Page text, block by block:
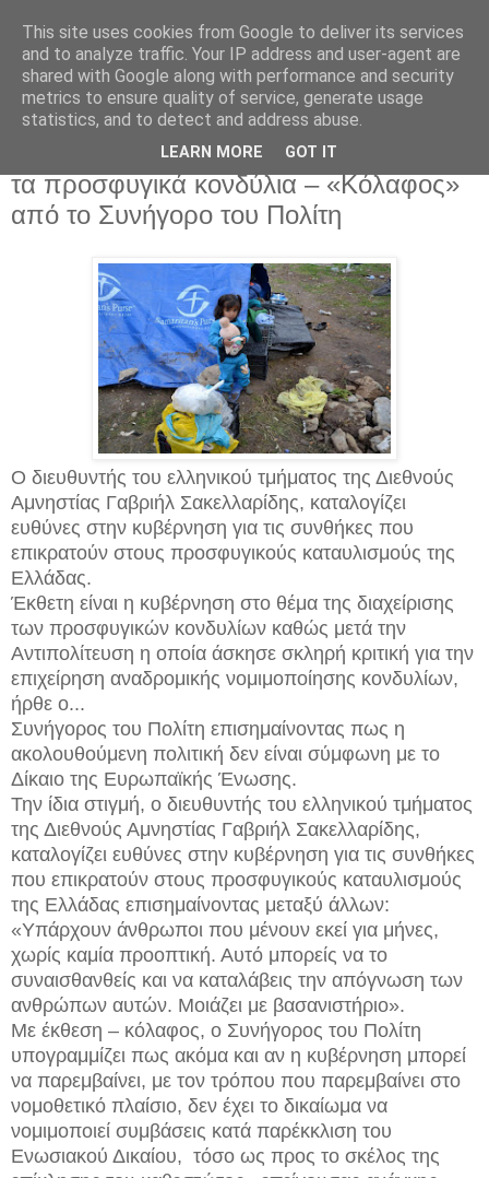
Τρίτη 25 Δεκεμβρίου 2018
Έκθετη η κυβέρνηση από το πάρτι με
τα προσφυγικά κονδύλια – «Κόλαφος»
από το Συνήγορο του Πολίτη
Ο διευθυντής του ελληνικού τμήματος της Διεθνούς
Αμνηστίας Γαβριήλ Σακελλαρίδης, καταλογίζει
ευθύνες στην κυβέρνηση για τις συνθήκες που
επικρατούν στους προσφυγικούς καταυλισμούς της
Ελλάδας.
Έκθετη είναι η κυβέρνηση στο θέμα της διαχείρισης
των προσφυγικών κονδυλίων καθώς μετά την
Αντιπολίτευση η οποία άσκησε σκληρή κριτική για την
επιχείρηση αναδρομικής νομιμοποίησης κονδυλίων,
ήρθε ο...
Συνήγορος του Πολίτη επισημαίνοντας πως η
ακολουθούμενη πολιτική δεν είναι σύμφωνη με το
Δίκαιο της Ευρωπαϊκής Ένωσης.
Την ίδια στιγμή, ο διευθυντής του ελληνικού τμήματος
της Διεθνούς Αμνηστίας Γαβριήλ Σακελλαρίδης,
καταλογίζει ευθύνες στην κυβέρνηση για τις συνθήκες
που επικρατούν στους προσφυγικούς καταυλισμούς
της Ελλάδας επισημαίνοντας μεταξύ άλλων:
«Υπάρχουν άνθρωποι που μένουν εκεί για μήνες,
χωρίς καμία προοπτική. Αυτό μπορείς να το
συναισθανθείς και να καταλάβεις την απόγνωση των
ανθρώπων αυτών. Μοιάζει με βασανιστήριο».
Με έκθεση – κόλαφος, ο Συνήγορος του Πολίτη
υπογραμμίζει πως ακόμα και αν η κυβέρνηση μπορεί
να παρεμβαίνει, με τον τρόπου που παρεμβαίνει στο
νομοθετικό πλαίσιο, δεν έχει το δικαίωμα να
νομιμοποιεί συμβάσεις κατά παρέκκλιση του
Ενωσιακού Δικαίου, τόσο ως προς το σκέλος της
This site uses cookies from Google to deliver its services
and to analyze traffic. Your IP address and user-agent are
shared with Google along with performance and security
metrics to ensure quality of service, generate usage
statistics, and to detect and address abuse.
LEARN MORE GOT IT